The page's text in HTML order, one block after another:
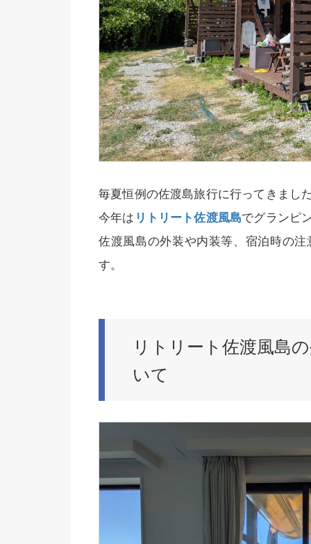
毎夏恒例の佐渡島旅行に行ってきまし
今年は リトリート佐渡風島でグランピ
佐渡風島の外装や内装等、宿泊時の
す。
リトリート佐渡風島
いて